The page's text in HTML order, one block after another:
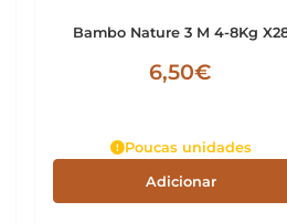
Bambo Nature 3 M 4-8Kg
6,50€
Poucas unidades
Adicionar